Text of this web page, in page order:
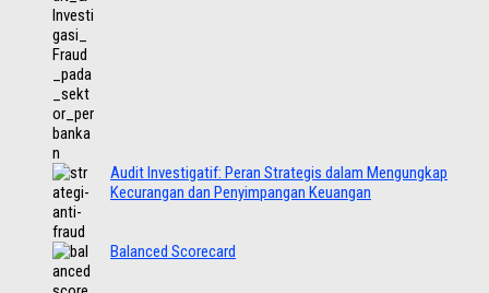
Audit Investigatif: Peran Strategis dalam Mengungkap
Kecurangan dan Penyimpangan Keuangan
Balanced Scorecard